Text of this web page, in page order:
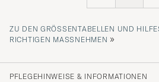
ZU DEN GRÖSSENTABELLEN UND
ICHTIGEN MASSNEHMEN
»
PFLEGEHINWEISE & INFORMATIONEN